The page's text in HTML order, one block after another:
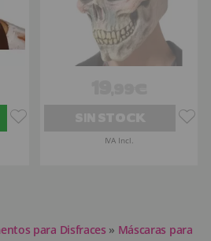
IVA Incl.
para Disfraces » Máscaras para